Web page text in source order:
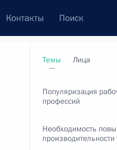
Контакты Поиск
Комиссии и советы
сентябрь, 2011
Темы
Популяризация
профессий
Необходимость
производительности
Лица